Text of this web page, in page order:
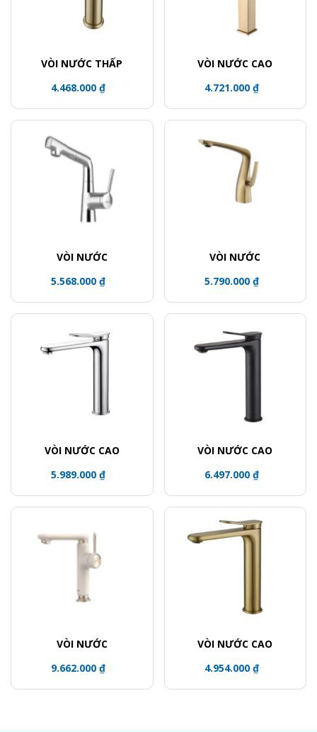
VÒI NƯỚC THẤP
4.468.000 ₫
VÒI NƯỚC CAO
4.721.000 ₫
VÒI NƯỚC
5.568.000 ₫
VÒI NƯỚC
5.790.000 ₫
VÒI NƯỚC CAO
5.989.000 ₫
VÒI NƯỚC CAO
6.497.000 ₫
VÒI NƯỚC
9.662.000 ₫
VÒI NƯỚC CAO
4.954.000 ₫